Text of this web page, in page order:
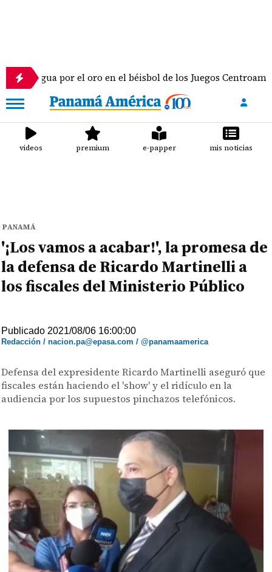
por el oro en el béisbol de los Juegos Centroamericanos y
videos premium e-papper mis noticias
PANAMÁ
'¡Los vamos a acabar!', la promesa de
la defensa de Ricardo Martinelli a
los fiscales del Ministerio Público
Publicado 2021/08/06 16:00:00
Redacción / nacion.pa@epasa.com / @panamaamerica
Defensa del expresidente Ricardo Martinelli aseguró que
fiscales están haciendo el 'show' y el ridículo en la
audiencia por los supuestos pinchazos telefónicos.